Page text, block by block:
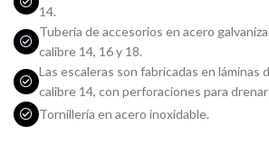
14.
Tubería de accesorios en acero
calibre 14, 16 y 18.
Las escaleras son fabricadas en láminas
calibre 14, con perforaciones para
Tornillería en acero inoxidable.